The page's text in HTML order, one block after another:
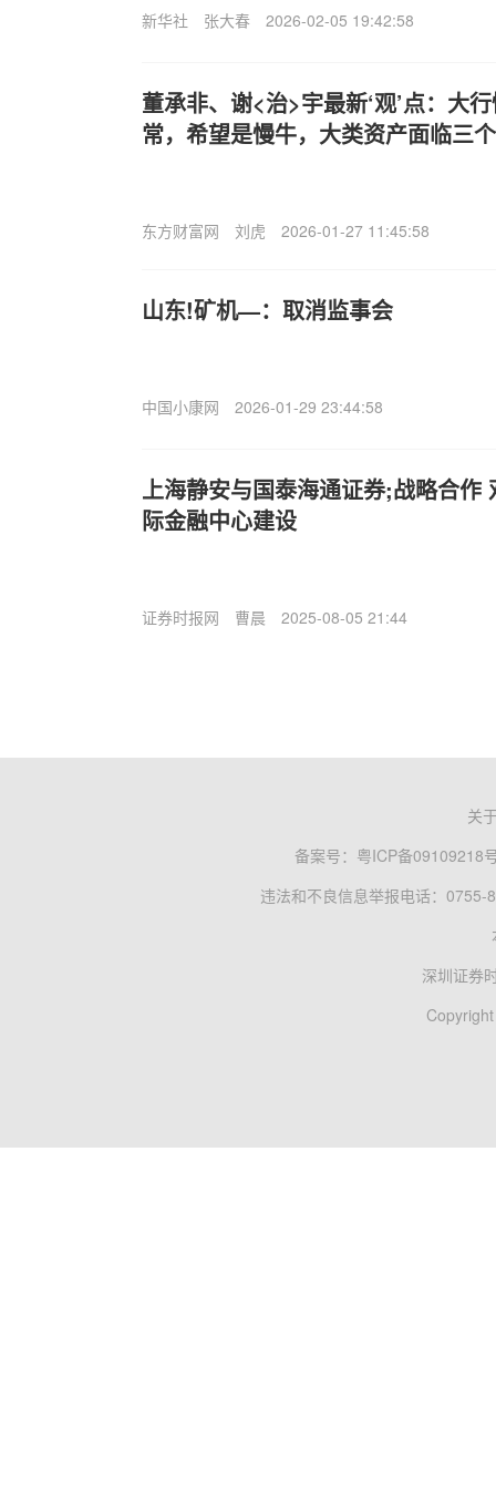
新华社 张大春 2026-02-05 19:42:58
董承非、谢<治>宇最新‘观’点：大
常，希望是慢牛，大类资产面临三
东方财富网 刘虎 2026-01-27 11:45:58
山东!矿机—：取消监事会
中国小康网 2026-01-29 23:44:58
上海静安与国泰海通证券;战略合作
际金融中心建设
证券时报网 曹晨 2025-08-05 21:44
关
备案号： 粤ICP备09109218
违法和不良信息举报电话：0755-
深圳证券